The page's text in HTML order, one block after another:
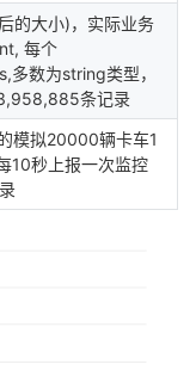
的大小)，实际业务
每个
数为string类型，
条记录
模拟20000辆卡车1
10秒上报一次监控